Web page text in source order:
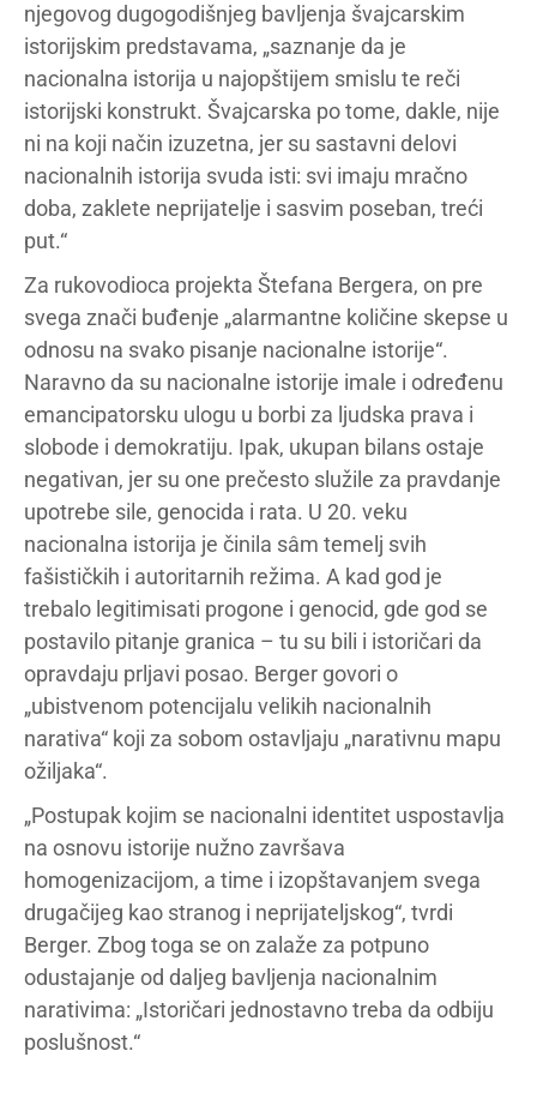
njegovog dugogodišnjeg bavljenja švajcarskim
istorijskim predstavama, „saznanje da je
nacionalna istorija u najopštijem smislu te reči
istorijski konstrukt. Švajcarska po tome, dakle, nije
ni na koji način izuzetna, jer su sastavni delovi
nacionalnih istorija svuda isti: svi imaju mračno
doba, zaklete neprijatelje i sasvim poseban, treći
put.“
Za rukovodioca projekta Štefana Bergera, on pre
svega znači buđenje „alarmantne količine skepse u
odnosu na svako pisanje nacionalne istorije“.
Naravno da su nacionalne istorije imale i određenu
emancipatorsku ulogu u borbi za ljudska prava i
slobode i demokratiju. Ipak, ukupan bilans ostaje
negativan, jer su one prečesto služile za pravdanje
upotrebe sile, genocida i rata. U 20. veku
nacionalna istorija je činila sâm temelj svih
fašističkih i autoritarnih režima. A kad god je
trebalo legitimisati progone i genocid, gde god se
postavilo pitanje granica – tu su bili i istoričari da
opravdaju prljavi posao. Berger govori o
„ubistvenom potencijalu velikih nacionalnih
narativa“ koji za sobom ostavljaju „narativnu mapu
ožiljaka“.
„Postupak kojim se nacionalni identitet uspostavlja
na osnovu istorije nužno završava
homogenizacijom, a time i izopštavanjem svega
drugačijeg kao stranog i neprijateljskog“, tvrdi
Berger. Zbog toga se on zalaže za potpuno
odustajanje od daljeg bavljenja nacionalnim
narativima: „Istoričari jednostavno treba da odbiju
poslušnost.“